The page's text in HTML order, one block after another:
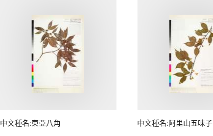
中文種名:東亞八角 中文種名:阿里山五味子